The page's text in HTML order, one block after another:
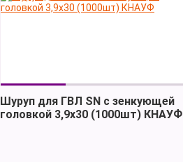
Шуруп для ГВЛ SN с зенкующей
головкой 3,9х30 (1000шт) КНАУФ